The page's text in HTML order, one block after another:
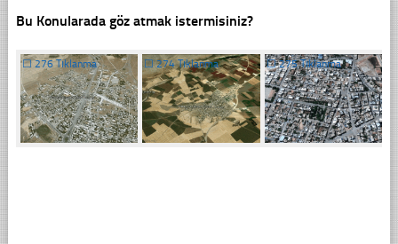
Bu Konularada göz atmak istermisiniz?
☐276 Tıklanma ☐274 Tıklanma ☐275 Tıklanma